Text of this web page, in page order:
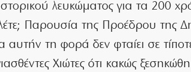
λευκώματος για τα 200
Παρουσία της Προέδρου της
αυτήν τη φορά δεν φταίει σε
Χιώτες ότι κακώς